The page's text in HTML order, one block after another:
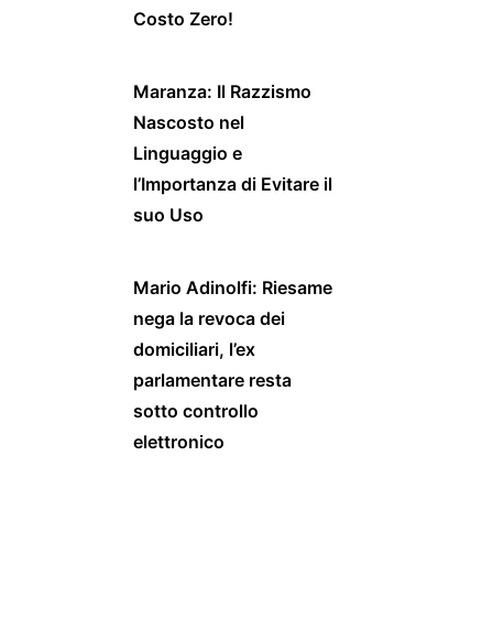
Costo Zero!
Maranza: Il Razzismo
Nascosto nel
Linguaggio e
l’Importanza di Evitare il
suo Uso
Mario Adinolfi: Riesame
nega la revoca dei
domiciliari, l’ex
parlamentare resta
sotto controllo
elettronico